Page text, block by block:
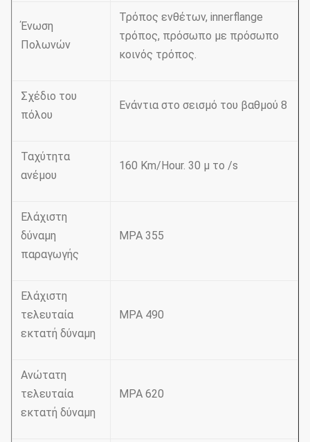
Ένωση
Πολωνών
Τρόπος ενθέτων, innerflange
τρόπος, πρόσωπο με πρόσωπο
κοινός τρόπος.
Σχέδιο του
πόλου
Ενάντια στο σεισμό του βαθμού 8
Ταχύτητα
ανέμου
160 Km/Hour. 30 μ το /s
Ελάχιστη
δύναμη
παραγωγής
MPA 355
Ελάχιστη
τελευταία
εκτατή δύναμη
MPA 490
Ανώτατη
τελευταία
εκτατή δύναμη
MPA 620